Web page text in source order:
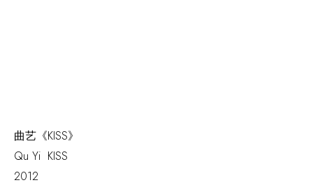
曲艺《KISS》
Qu Yi KISS
2012